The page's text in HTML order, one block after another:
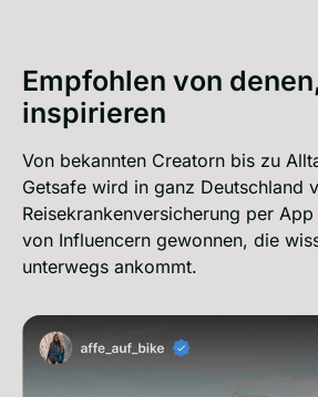
Empfohlen von
inspirieren
Von bekannten Creatorn bis zu
Getsafe wird in ganz Deutschland
Reise­kranken­versicherung per
von Influencern gewonnen, die
unterwegs ankommt.
affe_auf_bike on instagram